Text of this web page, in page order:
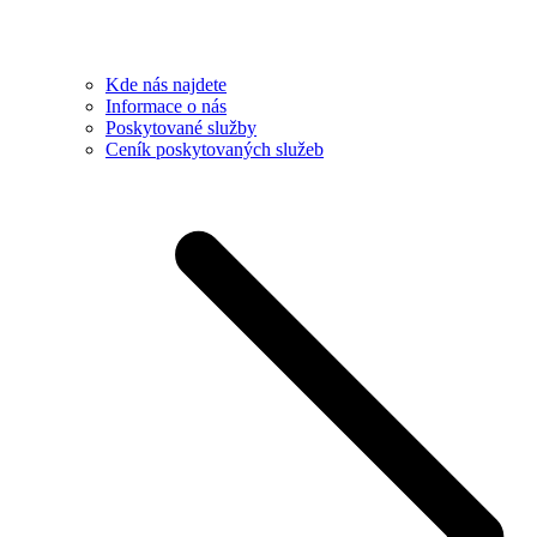
Kde nás najdete
Informace o nás
Poskytované služby
Ceník poskytovaných služeb